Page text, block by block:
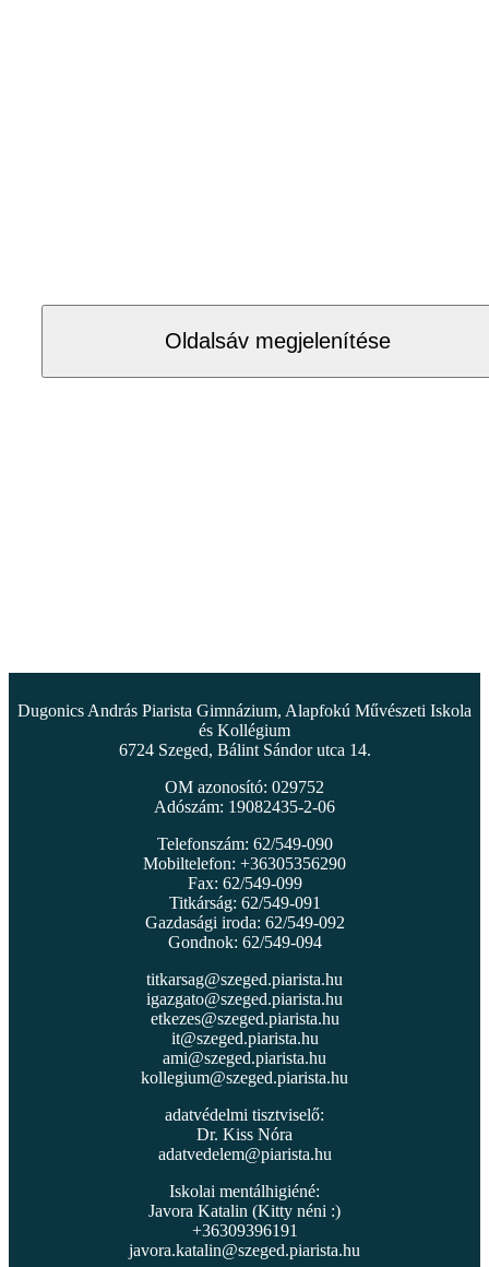
Oldalsáv megjelenítése
Dugonics András Piarista Gimnázium, Alapfokú Művészeti Iskola
és Kollégium
6724 Szeged, Bálint Sándor utca 14.
OM azonosító: 029752
Adószám: 19082435-2-06
Telefonszám: 62/549-090
Mobiltelefon: +36305356290
Fax: 62/549-099
Titkárság: 62/549-091
Gazdasági iroda: 62/549-092
Gondnok: 62/549-094
titkarsag@szeged.piarista.hu
igazgato@szeged.piarista.hu
etkezes@szeged.piarista.hu
it@szeged.piarista.hu
ami@szeged.piarista.hu
kollegium@szeged.piarista.hu
adatvédelmi tisztviselő:
Dr. Kiss Nóra
adatvedelem@piarista.hu
Iskolai mentálhigiéné:
Javora Katalin (Kitty néni :)
+36309396191
javora.katalin@szeged.piarista.hu